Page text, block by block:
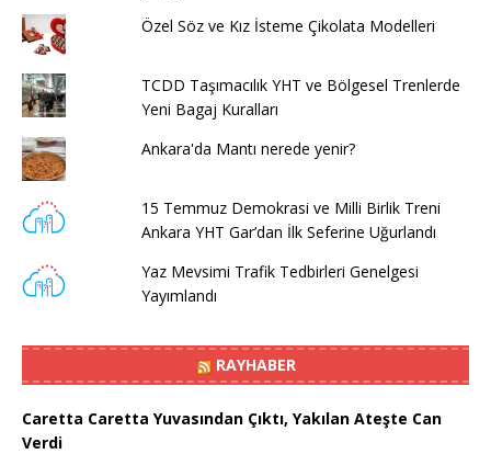
Özel Söz ve Kız İsteme Çikolata Modelleri
TCDD Taşımacılık YHT ve Bölgesel Trenlerde
Yeni Bagaj Kuralları
Ankara'da Mantı nerede yenir?
15 Temmuz Demokrasi ve Milli Birlik Treni
Ankara YHT Gar’dan İlk Seferine Uğurlandı
Yaz Mevsimi Trafik Tedbirleri Genelgesi
Yayımlandı
RAYHABER
Caretta Caretta Yuvasından Çıktı, Yakılan Ateşte Can
Verdi